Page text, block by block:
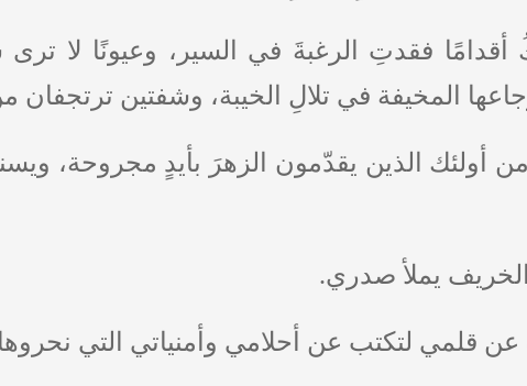
أقدامًا فقدتِ الرغبةَ في السير، وعيونًا لا
المخيفة في تلالِ الخيبة، وشفتين ترتجفان
من أولئك الذين يقدّمون الزهرَ بأيدٍ مجروحة،
يملأ صدري.
قلمي لتكتب عن أحلامي وأمنياتي التي